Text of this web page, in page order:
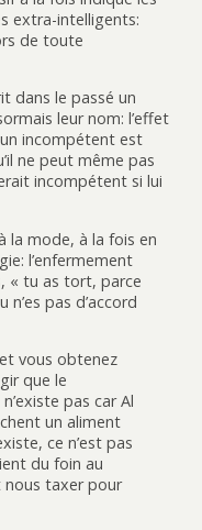
extra-intelligents:
de toute
dans le passé un
leur nom: l’effet
incompétent est
ne peut même pas
incompétent si lui
la mode, à la fois en
l’enfermement
« tu as tort, parce
pas d’accord
vous obtenez
que le
pas car Al
un aliment
ce n’est pas
du foin au
nous taxer pour